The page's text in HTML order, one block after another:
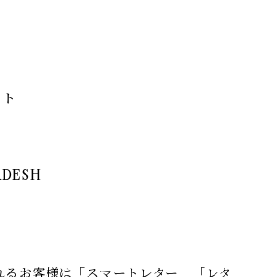
お客様は「スマートレター」「レタ